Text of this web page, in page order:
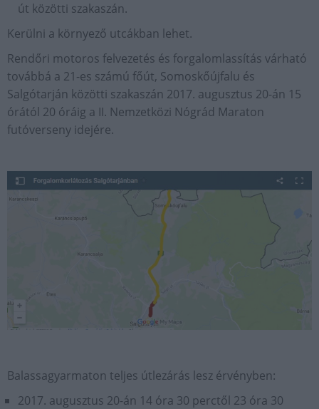
út közötti szakaszán.
Kerülni a környező utcákban lehet.
Rendőri motoros felvezetés és forgalomlassítás várható
továbbá a 21-es számú főút, Somoskőújfalu és
Salgótarján közötti szakaszán 2017. augusztus 20-án 15
órától 20 óráig a II. Nemzetközi Nógrád Maraton
futóverseny idejére.
Balassagyarmaton teljes útlezárás lesz érvényben:
2017. augusztus 20-án 14 óra 30 perctől 23 óra 30